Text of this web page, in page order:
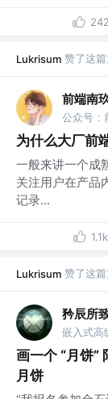
242
Lukrisum 赞了这
前端南
为什么大厂前
一般来讲一个成
关注用户在产品
记录...
1.1k
Lukrisum 赞了这
矜辰所
画一个 “月饼”
月饼